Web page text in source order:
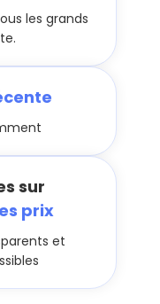
les grands
sur
prix
et